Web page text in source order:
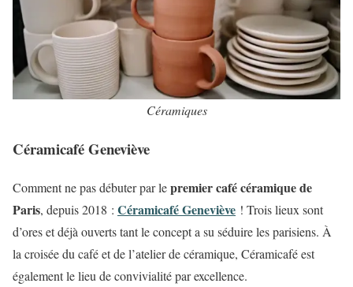
Céramiques
Céramicafé Geneviève
Comment ne pas débuter par lepremier café céramique de
Paris, depuis 2018 : Céramicafé Geneviève ! Trois lieux sont
d’ores et déjà ouverts tant le concept a su séduire les parisiens. À
la croisée du café et de l’atelier de céramique, Céramicafé est
également le lieu de convivialité par excellence.